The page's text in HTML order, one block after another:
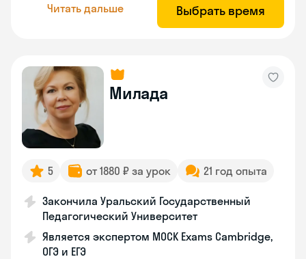
Читать дальше Выбрать время
Милада
5 от 1880 ₽ за урок 21 год опыта
Закончила Уральский Государственный
Педагогический Университет
Является экспертом MOCK Exams Cambridge,
ОГЭ и ЕГЭ